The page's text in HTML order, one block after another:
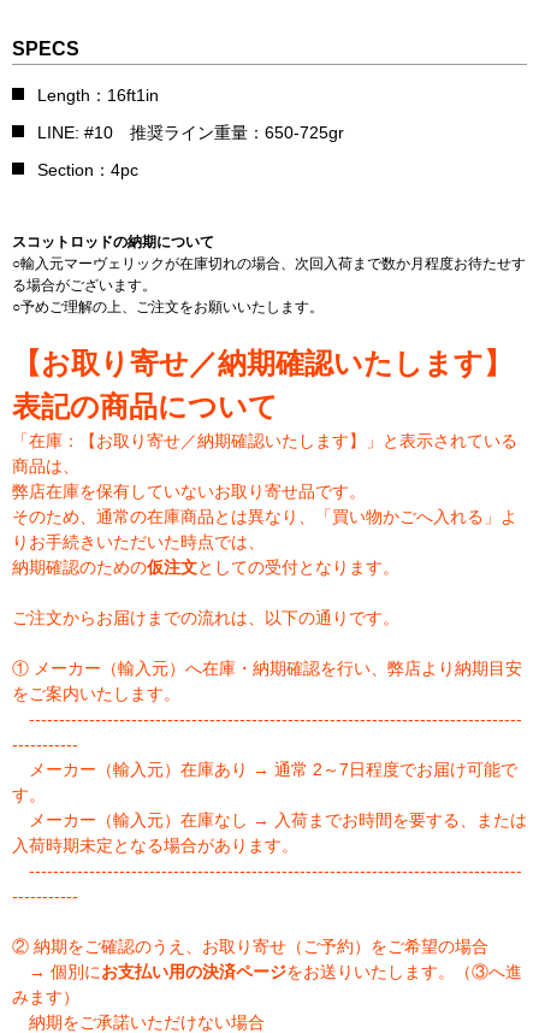
SPECS
Length：16ft1in
LINE: #10 推奨ライン重量：650-725gr
Section：4pc
スコットロッドの納期について
○輸入元マーヴェリックが在庫切れの場合、次回入荷まで数か月程度お待たせす
る場合がございます。
○予めご理解の上、ご注文をお願いいたします。
【お取り寄せ／納期確認いたします】
表記の商品について
「在庫：【お取り寄せ／納期確認いたします】」と表示されている
商品は、
弊店在庫を保有していないお取り寄せ品です。
そのため、通常の在庫商品とは異なり、「買い物かごへ入れる」よ
りお手続きいただいた時点では、
納期確認のための仮注文としての受付となります。
ご注文からお届けまでの流れは、以下の通りです。
① メーカー（輸入元）へ在庫・納期確認を行い、弊店より納期目安
をご案内いたします。
----------------------------------------------------------------------------------
-----------
メーカー（輸入元）在庫あり → 通常 2～7日程度でお届け可能で
す。
メーカー（輸入元）在庫なし → 入荷までお時間を要する、または
入荷時期未定となる場合があります。
----------------------------------------------------------------------------------
-----------
② 納期をご確認のうえ、お取り寄せ（ご予約）をご希望の場合
→ 個別にお支払い用の決済ページをお送りいたします。（③へ進
みます）
納期をご承諾いただけない場合